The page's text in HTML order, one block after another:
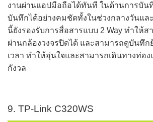
งานผ่านแอปมือถือได้ทันที ในด้านการบัน
บันทึกได้อย่างคมชัดทั้งในช่วงกลางวันแล
นี้ยังรองรับการสื่อสารแบบ 2 Way ทำให้
ผ่านกล้องวงจรปิดได้ และสามารถดูบันทึ
เวลา ทำให้อุ่นใจและสามารถเดินทางท่อง
กังวล
9. TP-Link C320WS